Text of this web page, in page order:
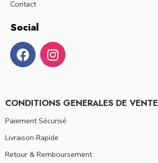
Contact
Social
CONDITIONS GENERALES DE VENTE
Paiement Sécurisé
Livraison Rapide
Retour & Remboursement